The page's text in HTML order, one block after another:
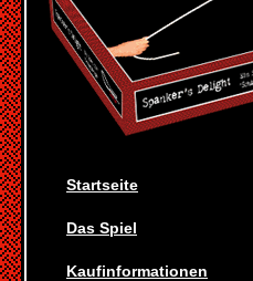
Startseite
Das Spiel
Kaufinformationen